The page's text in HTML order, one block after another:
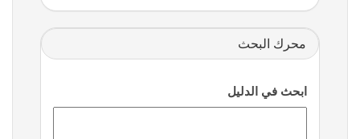
محرك البحث
ابحث في الدليل